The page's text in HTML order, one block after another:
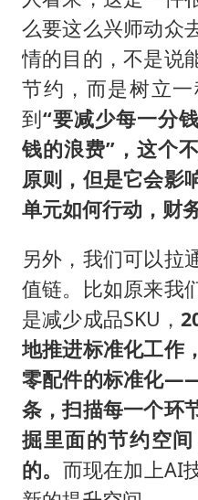
么要这么兴师动众
情的目的，不是说
节约，而是树立
到“要减少每一分
钱的浪费”，这个
原则，但是它会影
单元如何行动，财
另外，我们可以拉
值链。比如原来我
是减少成品SKU，
地推进标准化工作
零配件的标准化
条，扫描每一个环
掘里面的节约空
的。 而现在加上AI